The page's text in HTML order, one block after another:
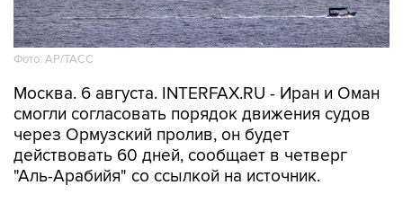
Фото: AP/ТАСС
Москва. 6 августа. INTERFAX.RU - Иран и Оман
смогли согласовать порядок движения судов
через Ормузский пролив, он будет
действовать 60 дней, сообщает в четверг
"Аль-Арабийя" со ссылкой на источник.